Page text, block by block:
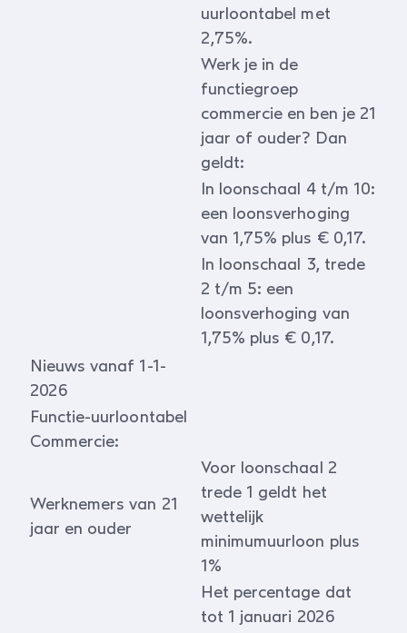
uurloontabel met
2,75%.
Werk je in de
functiegroep
commercie en ben je 21
jaar of ouder? Dan
geldt:
In loonschaal 4 t/m 10:
een loonsverhoging
van 1,75% plus € 0,17.
In loonschaal 3, trede
2 t/m 5: een
loonsverhoging van
1,75% plus € 0,17.
Nieuws vanaf 1-1-
2026
Functie-uurloontabel
Commercie:
Werknemers van 21
jaar en ouder
Voor loonschaal 2
trede 1 geldt het
wettelijk
minimumuurloon plus
1%
Het percentage dat
tot 1 januari 2026